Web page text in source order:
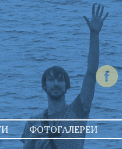
ФОТОГАЛЕРЕИ